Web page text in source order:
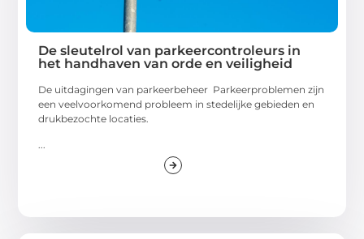
De sleutelrol van parkeercontroleurs in
het handhaven van orde en veiligheid
De uitdagingen van parkeerbeheer Parkeerproblemen zijn
een veelvoorkomend probleem in stedelijke gebieden en
drukbezochte locaties.
...